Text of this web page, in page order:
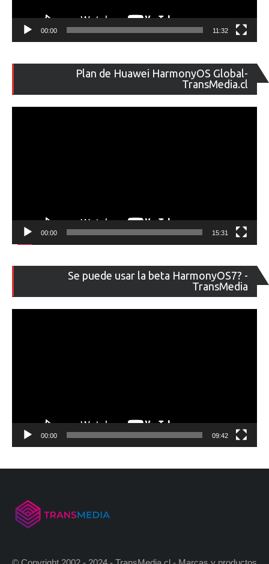
00:00 11:32
Plan de Huawei HarmonyOS Global-
TransMedia.cl
de
00:00 15:31
Se puede usar la beta HarmonyOS7? -
TransMedia
de
00:00 09:42